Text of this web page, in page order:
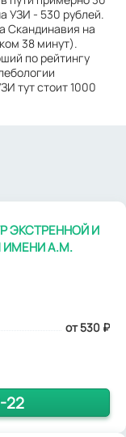
УЗИ - 530 рублей.
Скандинавия на
38 минут).
по рейтингу
тут стоит 1000
ЭКСТРЕННОЙ И
А.М.
от 530 ₽
22